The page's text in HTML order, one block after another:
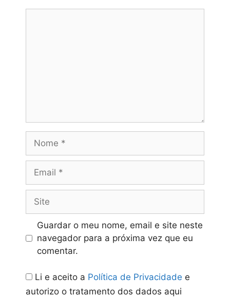
Nome
Email
Site
Guardar o meu nome, email e site neste
navegador para a próxima vez que eu
comentar.
Li e aceito a Política de Privacidade e
autorizo o tratamento dos dados aqui